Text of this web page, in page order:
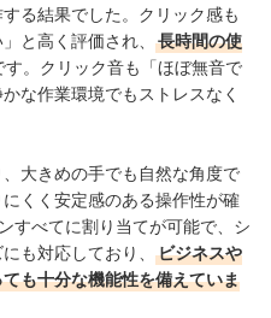
る結果でした。クリック感も
と高く評価され、
長時間の使
す。クリック音も「ほぼ無音で
な作業環境でもストレスなく
大きめの手でも自然な角度で
くく安定感のある操作性が確
すべてに割り当てが可能で、シ
も対応しており、
ビジネスや
も十分な機能性を備えていま